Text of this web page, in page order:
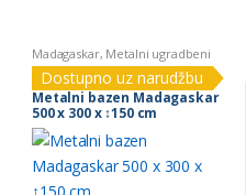
Madagaskar, Metalni ugradbeni
bazeni
Dostupno uz narudžbu
Metalni bazen Madagaskar
500 x 300 x ↕150 cm